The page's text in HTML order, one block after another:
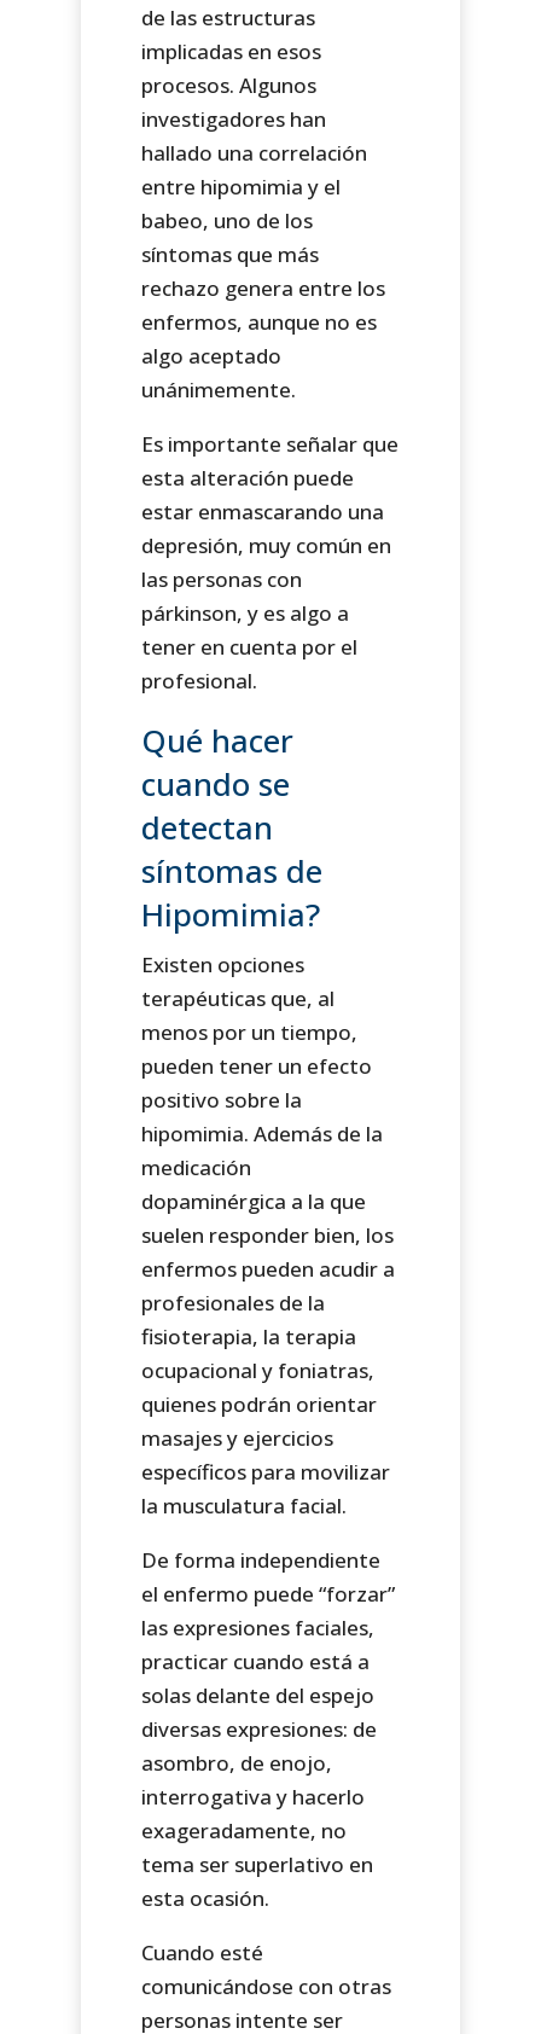
de las estructuras
implicadas en esos
procesos. Algunos
investigadores han
hallado una correlación
entre hipomimia y el
babeo, uno de los
síntomas que más
rechazo genera entre los
enfermos, aunque no es
algo aceptado
unánimemente.
Es importante señalar que
esta alteración puede
estar enmascarando una
depresión, muy común en
las personas con
párkinson, y es algo a
tener en cuenta por el
profesional.
Qué hacer
cuando se
detectan
síntomas de
Hipomimia?
Existen opciones
terapéuticas que, al
menos por un tiempo,
pueden tener un efecto
positivo sobre la
hipomimia. Además de la
medicación
dopaminérgica a la que
suelen responder bien, los
enfermos pueden acudir a
profesionales de la
fisioterapia, la terapia
ocupacional y foniatras,
quienes podrán orientar
masajes y ejercicios
específicos para movilizar
la musculatura facial.
De forma independiente
el enfermo puede “forzar”
las expresiones faciales,
practicar cuando está a
solas delante del espejo
diversas expresiones: de
asombro, de enojo,
interrogativa y hacerlo
exageradamente, no
tema ser superlativo en
esta ocasión.
Cuando esté
comunicándose con otras
personas intente ser